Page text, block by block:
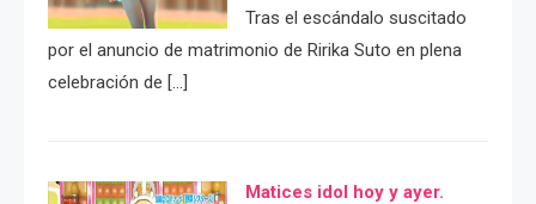
Tras el escándalo suscitado
por el anuncio de matrimonio de Ririka Suto en plena
celebración de […]
Matices idol hoy y ayer.